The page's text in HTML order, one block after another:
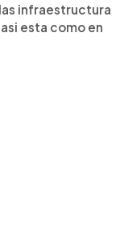
infraestructura
esta como en